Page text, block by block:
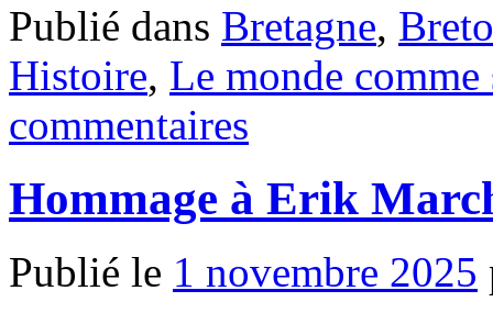
Publié dans Bretagne,
Histoire, Le monde comme
commentaires
Hommage à Erik
Publié le 1 novembre 2025